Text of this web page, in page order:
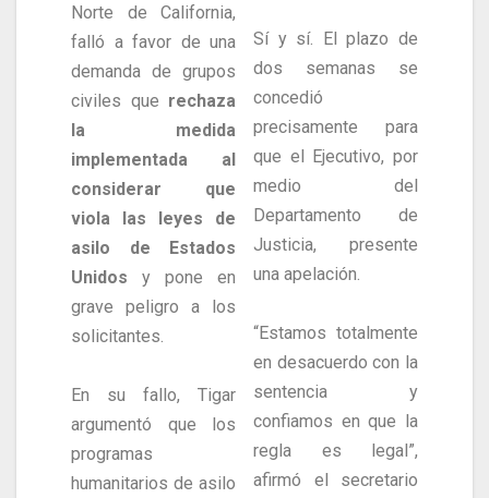
Norte de California,
falló a favor de una
demanda de grupos
civiles que rechaza
la medida
implementada al
considerar que
viola las leyes de
asilo de Estados
Unidos y pone en
grave peligro a los
solicitantes.
En su fallo, Tigar
argumentó que los
programas
humanitarios de asilo
Sí y sí. El plazo de
dos semanas se
concedió
precisamente para
que el Ejecutivo, por
medio del
Departamento de
Justicia, presente
una apelación.
“Estamos totalmente
en desacuerdo con la
sentencia y
confiamos en que la
regla es legal”,
afirmó el secretario